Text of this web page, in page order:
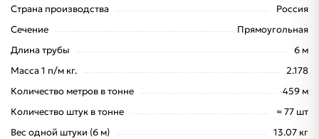
Страна производства
Россия
Сечение
Прямоугольная
Длина трубы
6 м
Масса 1 п/м кг.
2.178
Количество метров в тонне
459 м
Количество штук в тонне
≈ 77 шт
Вес одной штуки (6 м)
13.07 кг